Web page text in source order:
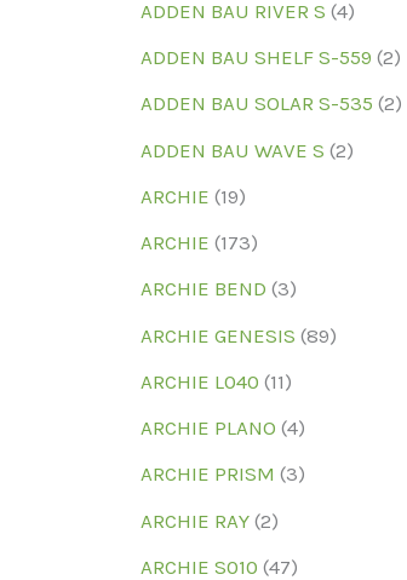
ADDEN BAU RIVER S (4)
ADDEN BAU SHELF S-559 (2)
ADDEN BAU SOLAR S-535 (2)
ADDEN BAU WAVE S (2)
ARCHIE (19)
ARCHIE (173)
ARCHIE BEND (3)
ARCHIE GENESIS (89)
ARCHIE L040 (11)
ARCHIE PLANO (4)
ARCHIE PRISM (3)
ARCHIE RAY (2)
ARCHIE S010 (47)